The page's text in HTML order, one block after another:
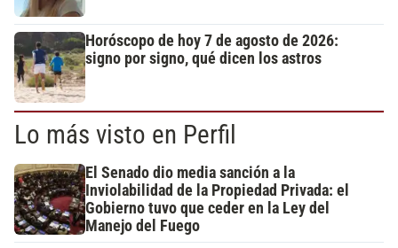
Horóscopo de hoy 7 de agosto de 2026:
signo por signo, qué dicen los astros
Lo más visto en Perfil
El Senado dio media sanción a la
Inviolabilidad de la Propiedad Privada: el
Gobierno tuvo que ceder en la Ley del
Manejo del Fuego